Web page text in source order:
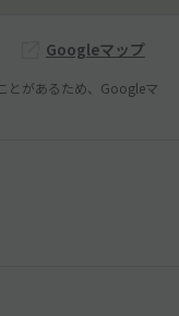
Googleマップ
とがあるため、Googleマ